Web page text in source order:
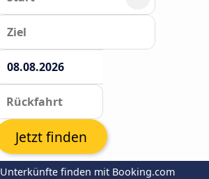
Unterkünfte finden mit Booking.com
Jetzt finden